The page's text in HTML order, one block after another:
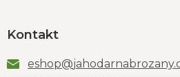
Kontakt
eshop@